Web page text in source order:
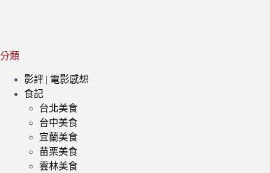
分類
影評 | 電影感想
食記
台北美食
台中美食
宜蘭美食
苗栗美食
雲林美食